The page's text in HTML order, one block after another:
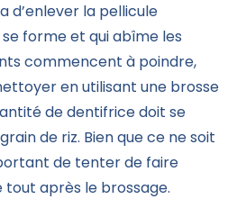
d’enlever la pellicule
forme et qui abîme les
commencent à poindre,
en utilisant une brosse
de dentifrice doit se
de riz. Bien que ce ne soit
de tenter de faire
après le brossage.